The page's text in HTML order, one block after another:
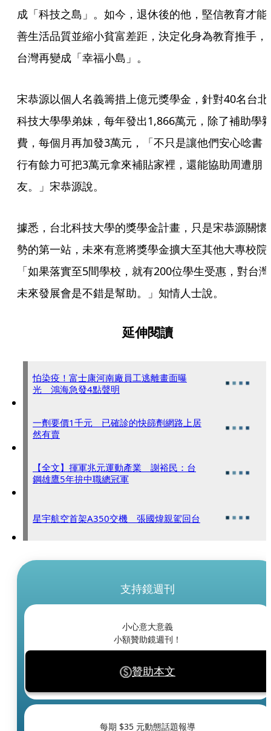
成「科技之島」。如今，退休後的他，堅信教育才能
善生活品質並縮小貧富差距，決定化身為教育推手，
台灣再變成「幸福小島」。
宋恭源以個人名義籌措上億元獎學金，針對40名台北
科技大學學弟妹，每年發出1,866萬元，除了補助學
費，每個月再加發3萬元，「不只是讓他們安心唸書
行有餘力可把3萬元拿來補貼家裡，還能協助周遭朋
友。」宋恭源說。
據悉，台北科技大學的獎學金計畫，只是宋恭源關懷
勢的第一站，未來有意將獎學金擴大至其他大專校院
「如果落實至5間學校，就有200位學生受惠，對台灣
未來發展會是不錯是幫助。」知情人士說。
延伸閱讀
怕染疫！富士康河南廠員工逃離畫面曝
光 鴻海急發4點聲明
一劑要價1千元 已確診的快篩劑網路上居
然有賣
【全文】揮軍兆元運動產業 謝裕民：台
鋼雄鷹5年拚中職總冠軍
星宇航空首架A350交機 張國煒親駕回台
支持鏡週刊
小心意大意義
小額贊助鏡週刊！
贊助本文
每期 $35 元動態話題報導